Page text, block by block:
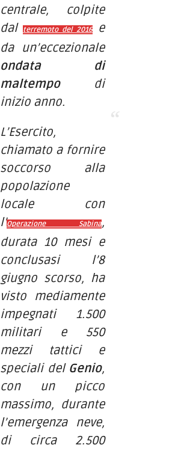
centrale, colpite
dal terremoto del 2016
e
da un’eccezionale
ondata di
maltempodi
inizio anno.
L’Esercito,
chiamato a fornire
soccorso alla
popolazione
locale con
l’Operazione Sabina,
durata 10 mesi e
conclusasi l’8
giugno scorso, ha
visto mediamente
impegnati 1.500
militari e 550
mezzi tattici e
speciali del Genio,
con un picco
massimo, durante
l’emergenza neve,
di circa 2.500